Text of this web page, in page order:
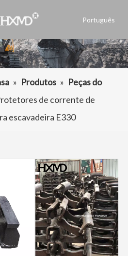
Português
العربية
Français
Pусский
» Produtos » Peças do
de corrente de
escavadeira E330